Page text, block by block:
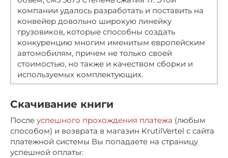
компании удалось разработать и поставить на
конвейер довольно широкую линейку
грузовиков, которые способны создать
конкуренцию многим именитым европейским
автомобилям, причем не только своей
стоимостью, но также и качеством сборки и
используемых комплектующих.
Скачивание книги
После успешного прохождения платежа (любым
способом) и возврата в магазин KrutilVertel с сайта
платежной системы Вы попадаете на страницу
успешной оплаты: